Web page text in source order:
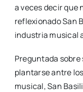
a veces decir que
reflexionado San
industria musical
Preguntada
plantarse antre
musical, San